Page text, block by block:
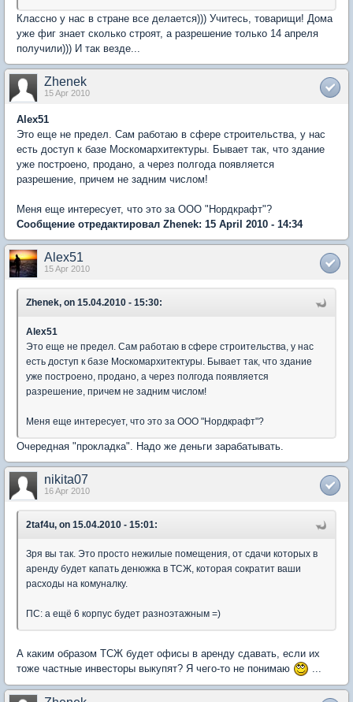
Классно у нас в стране все делается))) Учитесь, товарищи! Дома
уже фиг знает сколько строят, а разрешение только 14 апреля
получили))) И так везде...
Zhenek
15 Apr 2010
Alex51
Это еще не предел. Сам работаю в сфере строительства, у нас
есть доступ к базе Москомархитектуры. Бывает так, что здание
уже построено, продано, а через полгода появляется
разрешение, причем не задним числом!
Меня еще интересует, что это за ООО "Нордкрафт"?
Сообщение отредактировал Zhenek: 15 April 2010 - 14:34
Alex51
15 Apr 2010
Zhenek, on 15.04.2010 - 15:30:
Alex51
Это еще не предел. Сам работаю в сфере строительства, у нас
есть доступ к базе Москомархитектуры. Бывает так, что здание
уже построено, продано, а через полгода появляется
разрешение, причем не задним числом!
Меня еще интересует, что это за ООО "Нордкрафт"?
Очередная "прокладка". Надо же деньги зарабатывать.
nikita07
16 Apr 2010
2taf4u, on 15.04.2010 - 15:01:
Зря вы так. Это просто нежилые помещения, от сдачи которых в
аренду будет капать денюжка в ТСЖ, которая сократит ваши
расходы на комуналку.
ПС: а ещё 6 корпус будет разноэтажным =)
А каким образом ТСЖ будет офисы в аренду сдавать, если их
тоже частные инвесторы выкупят? Я чего-то не понимаю